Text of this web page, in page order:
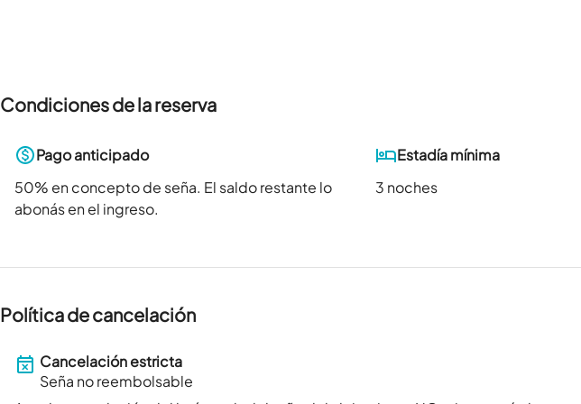
Condiciones de la reserva
Pago anticipado
50% en concepto de seña. El saldo restante lo
abonás en el ingreso.
Estadía mínima
3 noches
Política de cancelación
Cancelación estricta
Seña no reembolsable